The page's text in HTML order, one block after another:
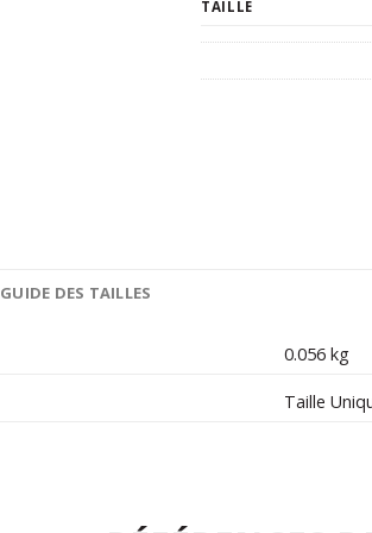
TAILLE
GUIDE DES TAILLES
0.056 kg
Taille